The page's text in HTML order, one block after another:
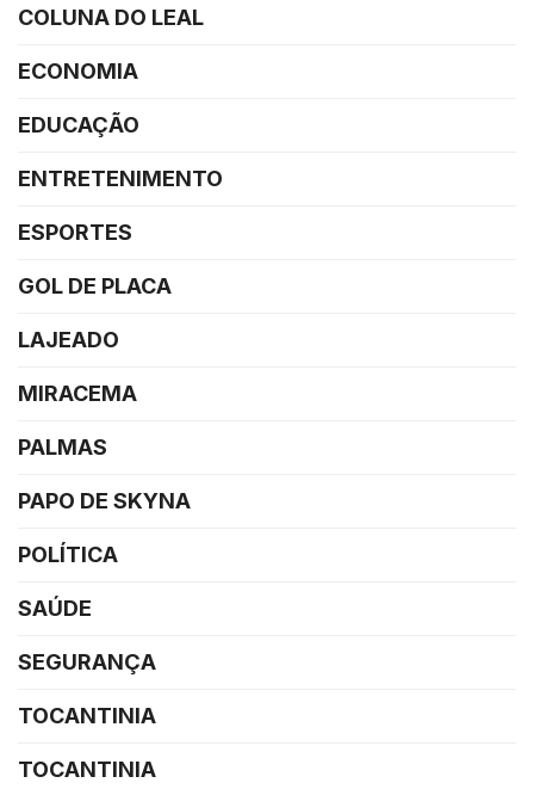
COLUNA DO LEAL
ECONOMIA
EDUCAÇÃO
ENTRETENIMENTO
ESPORTES
GOL DE PLACA
LAJEADO
MIRACEMA
PALMAS
PAPO DE SKYNA
POLÍTICA
SAÚDE
SEGURANÇA
TOCANTINIA
TOCANTINIA